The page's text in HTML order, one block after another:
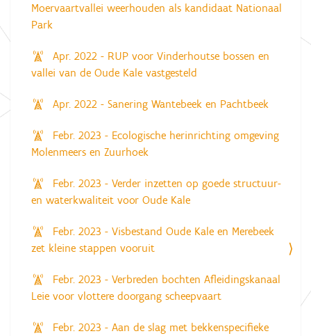
Moervaartvallei weerhouden als kandidaat Nationaal
Park
Apr. 2022 - RUP voor Vinderhoutse bossen en
vallei van de Oude Kale vastgesteld
Apr. 2022 - Sanering Wantebeek en Pachtbeek
Febr. 2023 - Ecologische herinrichting omgeving
Molenmeers en Zuurhoek
Febr. 2023 - Verder inzetten op goede structuur-
en waterkwaliteit voor Oude Kale
Febr. 2023 - Visbestand Oude Kale en Merebeek
zet kleine stappen vooruit
Febr. 2023 - Verbreden bochten Afleidingskanaal
Leie voor vlottere doorgang scheepvaart
Febr. 2023 - Aan de slag met bekkenspecifieke